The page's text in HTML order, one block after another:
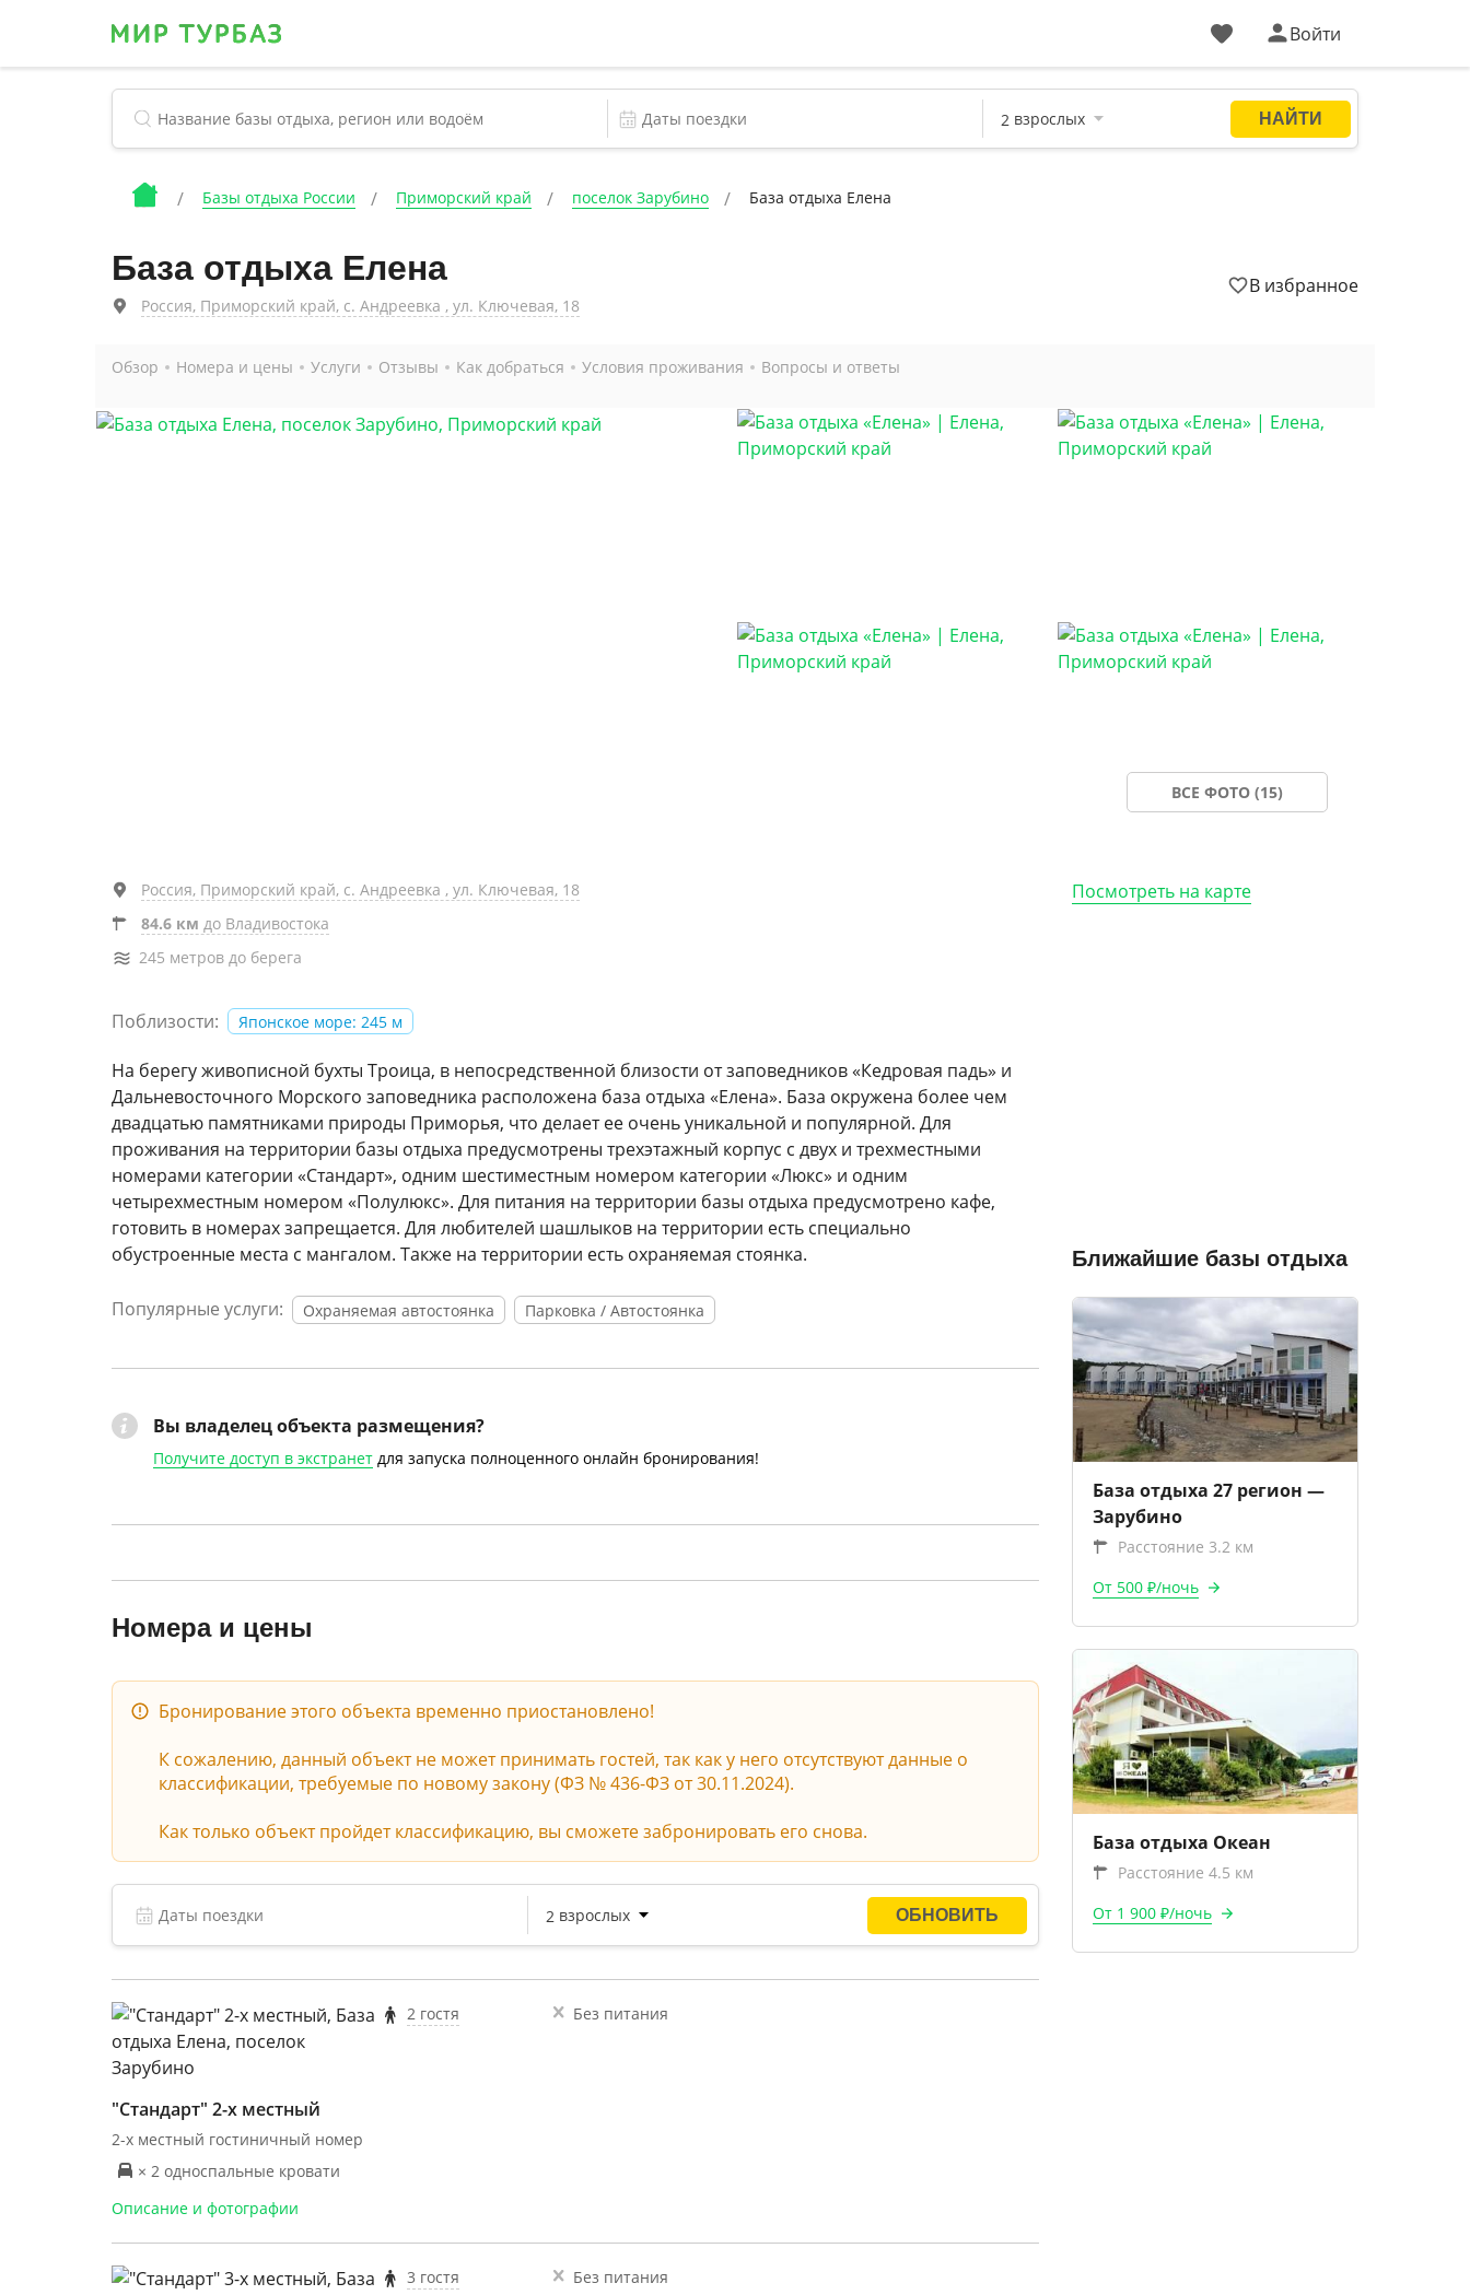
Войти
Базы отдыха России Приморский край поселок Зарубино База отдыха Елена
База отдыха Елена
Россия, Приморский край, с. Андреевка , ул. Ключевая, 18
В избранное
Обзор Номера и цены Услуги Отзывы Как добраться Условия проживания Вопросы и ответы
ВСЕ ФОТО (15)
Россия, Приморский край, с. Андреевка , ул. Ключевая, 18
84.6 км до Владивостока
245 метров до берега
Поблизости: Японское море: 245 м
На берегу живописной бухты Троица, в непосредственной близости от заповедников «Кедровая падь» и
Дальневосточного Морского заповедника расположена база отдыха «Елена». База окружена более чем
двадцатью памятниками природы Приморья, что делает ее очень уникальной и популярной. Для
проживания на территории базы отдыха предусмотрены трехэтажный корпус с двух и трехместными
номерами категории «Стандарт», одним шестиместным номером категории «Люкс» и одним
четырехместным номером «Полулюкс». Для питания на территории базы отдыха предусмотрено кафе,
готовить в номерах запрещается. Для любителей шашлыков на территории есть специально
обустроенные места с мангалом. Также на территории есть охраняемая стоянка.
Популярные услуги: Охраняемая автостоянка Парковка / Автостоянка
Вы владелец объекта размещения?
Получите доступ в экстранет для запуска полноценного онлайн бронирования!
Номера и цены
Бронирование этого объекта временно приостановлено!
К сожалению, данный объект не может принимать гостей, так как у него отсутствуют данные о
классификации, требуемые по новому закону (ФЗ № 436-ФЗ от 30.11.2024).
Как только объект пройдет классификацию, вы сможете забронировать его снова.
"Стандарт" 2-х местный
2-х местный гостиничный номер
× 2 односпальные кровати
Описание и фотографии
2 гостя Без питания
3 гостя Без питания
Посмотреть на карте
Ближайшие базы отдыха
База отдыха 27 регион —
Зарубино
Расстояние 3.2 км
От 500 ₽/ночь
База отдыха Океан
Расстояние 4.5 км
От 1 900 ₽/ночь